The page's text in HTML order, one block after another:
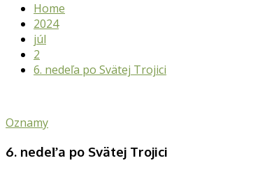
Home
2024
júl
2
6. nedeľa po Svätej Trojici
Oznamy
6. nedeľa po Svätej Trojici